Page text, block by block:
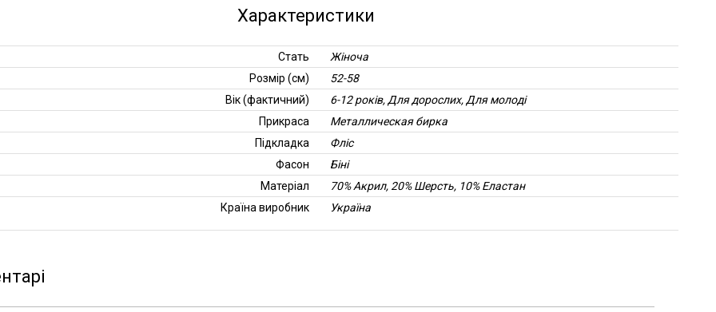
Характеристики
Стать
Жіноча
Розмір (см)
52-58
Вік (фактичний)
6-12 років, Для дорослих, Для молоді
Прикраса
Металлическая бирка
Підкладка
Фліс
Фасон
Біні
Матеріал
70% Акрил, 20% Шерсть, 10% Еластан
Країна виробник
Україна